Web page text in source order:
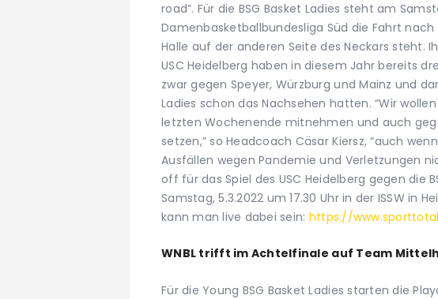
road”. Für die BSG Basket Ladies steht am
Damenbasketballbundesliga Süd die Fahrt nach
Halle auf der anderen Seite des Neckars steht.
USC Heidelberg haben in diesem Jahr bereits
zwar gegen Speyer, Würzburg und Mainz und
Ladies schon das Nachsehen hatten. “Wir
letzten Wochenende mitnehmen und auch
setzen,” so Headcoach Cäsar Kiersz, “auch
Ausfällen wegen Pandemie und Verletzungen
off für das Spiel des USC Heidelberg gegen die
Samstag, 5.3.2022 um 17.30 Uhr in der ISSW in
kann man live dabei sein: https://
WNBL trifft im Achtelfinale auf Team
Für die Young BSG Basket Ladies starten die